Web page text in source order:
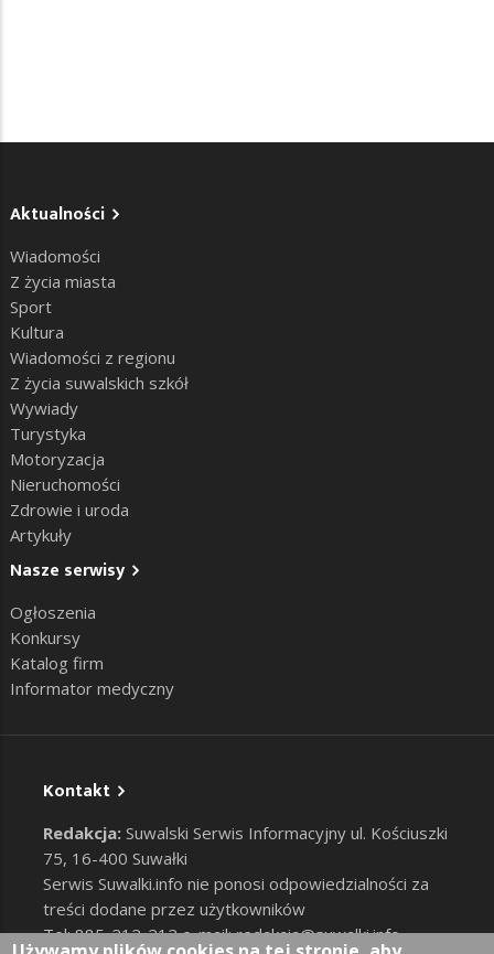
Aktualności
Wiadomości
Z życia miasta
Sport
Kultura
Wiadomości z regionu
Z życia suwalskich szkół
Wywiady
Turystyka
Motoryzacja
Nieruchomości
Zdrowie i uroda
Artykuły
Nasze serwisy
Ogłoszenia
Konkursy
Katalog firm
Informator medyczny
Kontakt
Redakcja: Suwalski Serwis Informacyjny ul. Kościuszki
75, 16-400 Suwałki
Serwis Suwalki.info nie ponosi odpowiedzialności za
treści dodane przez użytkowników
Tel: 885-212-212 e-mail:redakcja@suwalki.info,